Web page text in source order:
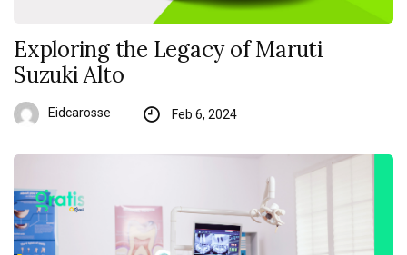
Exploring the Legacy of Maruti
Suzuki Alto
Eidcarosse Feb 6, 2024